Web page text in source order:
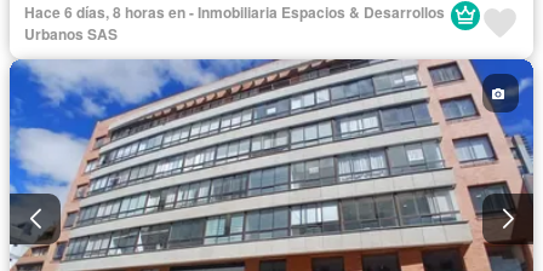
Hace 6 días, 8 horas en - Inmobiliaria Espacios & Desarrollos
Urbanos SAS